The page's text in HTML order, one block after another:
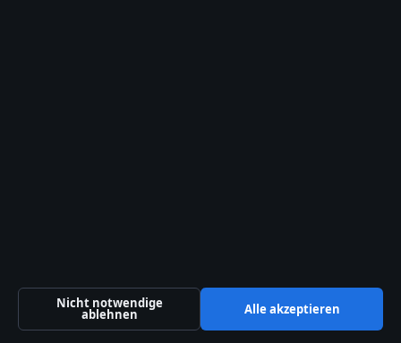
Quellen & Standards
Nicht notwendige
ablehnen Alle akzeptieren